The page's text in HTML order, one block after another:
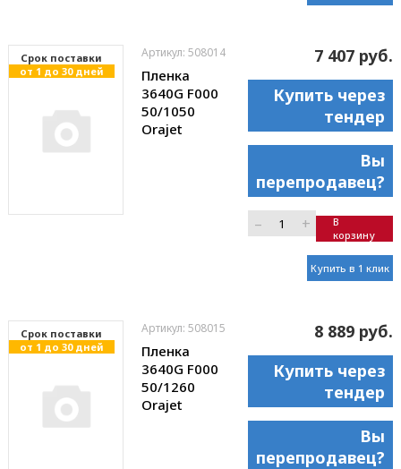
Cрок поставки
от 1 до 30 дней
Артикул: 508014
Пленка
3640G F000
50/1050
Orajet
7 407 руб.
Купить через
тендер
Вы
перепродавец?
– +
В
корзину
Купить в 1 клик
Cрок поставки
от 1 до 30 дней
Артикул: 508015
Пленка
3640G F000
50/1260
Orajet
8 889 руб.
Купить через
тендер
Вы
перепродавец?